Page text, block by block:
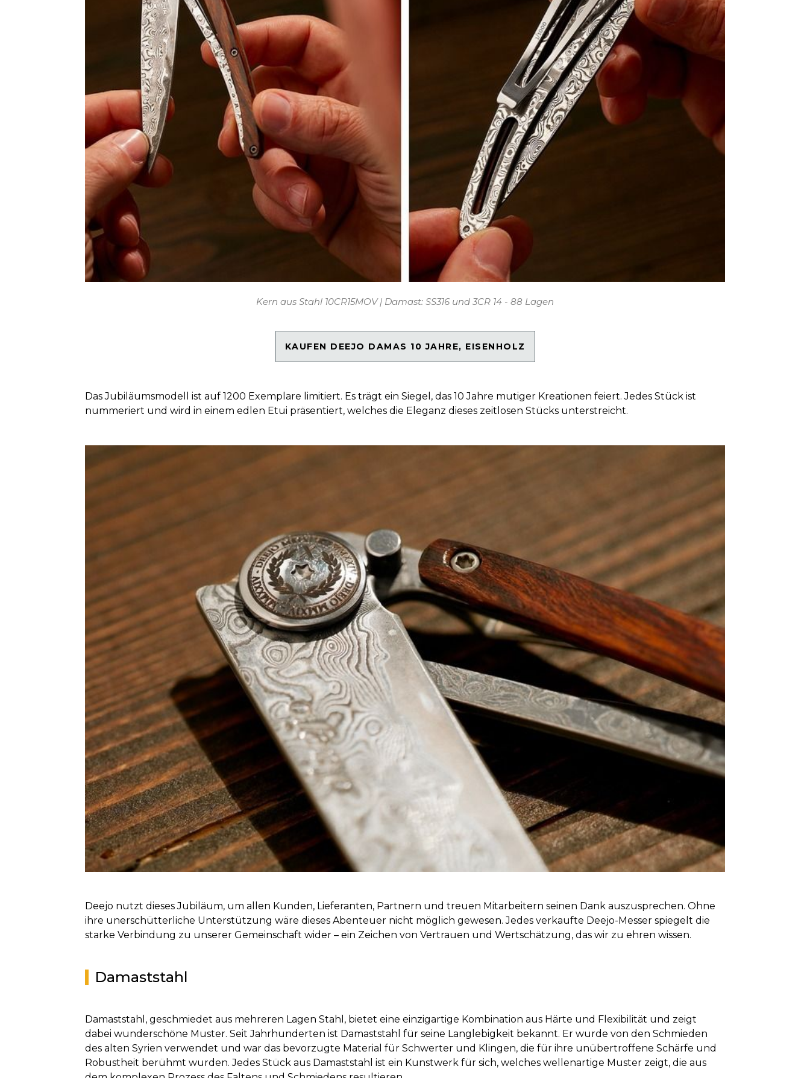
Kern aus Stahl 10CR15MOV | Damast: SS316 und 3CR 14 - 88 Lagen
KAUFEN DEEJO DAMAS 10 JAHRE, EISENHOLZ
Das Jubiläumsmodell ist auf 1200 Exemplare limitiert. Es trägt ein Siegel, das 10 Jahre mutiger Kreationen feiert. Jedes Stück ist
nummeriert und wird in einem edlen Etui präsentiert, welches die Eleganz dieses zeitlosen Stücks unterstreicht.
Deejo nutzt dieses Jubiläum, um allen Kunden, Lieferanten, Partnern und treuen Mitarbeitern seinen Dank auszusprechen. Ohne
ihre unerschütterliche Unterstützung wäre dieses Abenteuer nicht möglich gewesen. Jedes verkaufte Deejo-Messer spiegelt die
starke Verbindung zu unserer Gemeinschaft wider – ein Zeichen von Vertrauen und Wertschätzung, das wir zu ehren wissen.
Damaststahl
Damaststahl, geschmiedet aus mehreren Lagen Stahl, bietet eine einzigartige Kombination aus Härte und Flexibilität und zeigt
dabei wunderschöne Muster. Seit Jahrhunderten ist Damaststahl für seine Langlebigkeit bekannt. Er wurde von den Schmieden
des alten Syrien verwendet und war das bevorzugte Material für Schwerter und Klingen, die für ihre unübertroffene Schärfe und
Robustheit berühmt wurden. Jedes Stück aus Damaststahl ist ein Kunstwerk für sich, welches wellenartige Muster zeigt, die aus